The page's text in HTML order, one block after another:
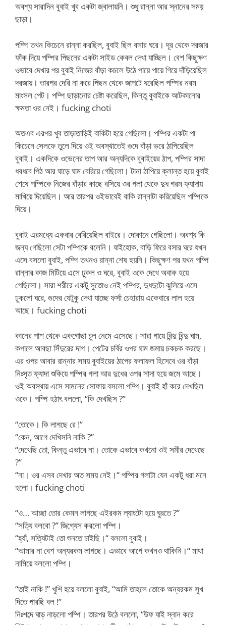
অবশ্য সারাদিন বুবাই খুব একটা জ্বালায়নি। শুধু রান্না আর স্নানের সময়
ছাড়া।
পম্পি তখন কিচেনে রান্না করছিল, বুবাই ছিল বসার ঘরে। দূর থেকে দরজার
ফাঁক দিয়ে পম্পির পিছনের একটা সাইড কেবল দেখা যাচ্ছিল। বেশ কিছুক্ষণ
ওভাবে দেখার পর বুবাই নিজের বাঁড়া কচলে উঠে পায়ে পায়ে গিয়ে দাঁড়িয়েছিল
দরজায়। তারপর দেরি না করে পিছন থেকে জাপটে ধরেছিল পম্পির নরম
মাংসল পেট। পম্পি ছাড়ানোর চেষ্টা করেছিল, কিন্তু বুবাইকে আটকানোর
ক্ষমতা ওর নেই। fucking choti
অতএব এরপর খুব তাড়াতাড়িই বাকিটা হয়ে গেছিলো। পম্পির একটা পা
কিচেনে সেলফে তুলে দিয়ে ওই অবস্থাতেই গুদে বাঁড়া ভরে ঠাপিয়েছিল
বুবাই। একদিকে ওভেনের তাপ আর অন্যদিকে বুবাইয়ের ঠাপ, পম্পির সাদা
ধবধবে পিঠ আর ঘাড়ে ঘাম বেরিয়ে গেছিলো। টানা ঠাপিয়ে ক্লান্ত হয়ে বুবাই
শেষে পম্পিকে নিজের বাঁড়ার কাছে বসিয়ে ওর গলা থেকে দুধ গরম ফ্যাদায়
মাখিয়ে দিয়েছিল। আর তারপর ওইভাবেই বাকি রান্নাটা করিয়েছিল পম্পিকে
দিয়ে।
বুবাই এরমধ্যে একবার বেরিয়েছিল বাইরে। দোকানে গেছিলো। অবশ্য কি
জন্য গেছিলো সেটা পম্পিকে বলেনি। যাইহোক, বাড়ি ফিরে বসার ঘরে যখন
এসে বসলো বুবাই, পম্পি তখনও রান্না শেষ হয়নি। কিছুক্ষণ পর যখন পম্পি
রান্নার কাজ মিটিয়ে এসে ঢুকল ও ঘরে, বুবাই ওকে দেখে অবাক হয়ে
গেছিলো। সারা শরীরে একটু সুতোও নেই পম্পির, দুধদুটো ঝুলিয়ে এসে
ঢুকলো ঘরে, গুদের যেটুকু দেখা যাচ্ছে ফর্সা চেহারায় একেবারে লাল হয়ে
আছে। fucking choti
কানের পাশ থেকে একগোছা চুল নেমে এসেছে। সারা গায়ে বিন্দু বিন্দু ঘাম,
কপালে আবছা সিঁদুরের দাগ। পেটের চর্বির ওপর ঘাম জমায় চকচক করছে।
এর ওপর আবার রান্নার সময় বুবাইয়ের ঠাপের ফলাফল হিসেবে ওর বাঁড়া
নিঃসৃত ফ্যাদা শুকিয়ে পম্পির গলা আর দুধের ওপর সাদা হয়ে জমে আছে।
ওই অবস্থায় এসে সামনের সোফায় বসলো পম্পি। বুবাই হাঁ করে দেখছিল
ওকে। পম্পি হঠাৎ বললো, “কি দেখছিস ?”
“তোকে। কি লাগছে রে !”
“কেন, আগে দেখিসনি নাকি ?”
“দেখেছি তো, কিন্তু এভাবে না। তোকে এভাবে কখনো ওই সমীর দেখেছে
?”
“না। ওর এসব দেখার অত সময় নেই।“ পম্পির গলাটা যেন একটু ধরা মনে
হলো। fucking choti
“ও… আচ্ছা তোর কেমন লাগছে এইরকম ল্যাংটো হয়ে ঘুরতে ?”
“সত্যি বলবো ?” জিগ্যেস করলো পম্পি।
“হ্যাঁ, সত্যিটাই তো শুনতে চাইছি।“ বললো বুবাই।
“আমার না বেশ অন্যরকম লাগছে। এভাবে আগে কখনও থাকিনি।“ মাথা
নামিয়ে বললো পম্পি।
“তাই নাকি !” খুশি হয়ে বললো বুবাই, “আমি তাহলে তোকে অন্যরকম সুখ
দিতে পারছি বল !”
নিঃশব্দে ঘাড় নাড়লো পম্পি। তারপর উঠে বললো, “উফ যাই স্নান করে